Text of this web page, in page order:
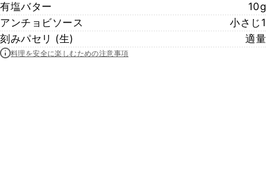
有塩バター
10g
アンチョビソース
小さじ1
刻みパセリ (生)
適量
料理を安全に楽しむための注意事項